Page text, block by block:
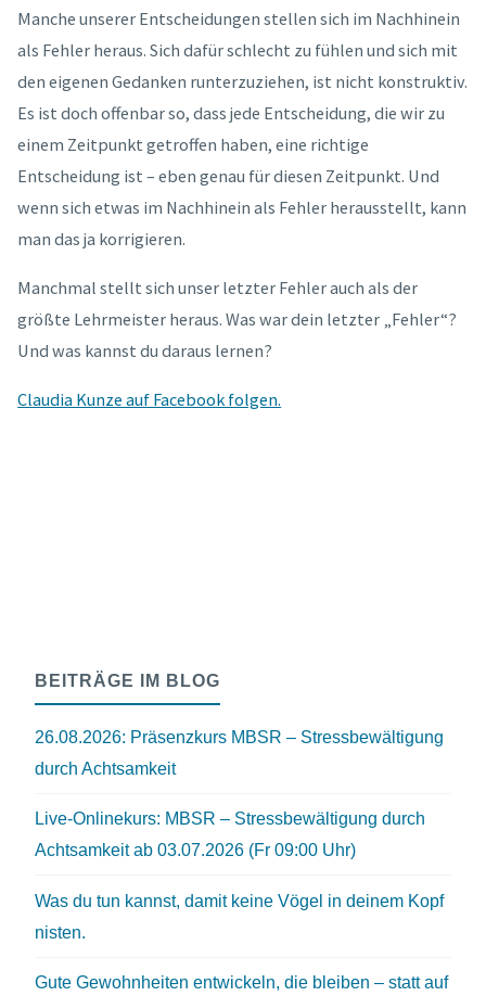
Manche unserer Entscheidungen stellen sich im Nachhinein
als Fehler heraus. Sich dafür schlecht zu fühlen und sich mit
den eigenen Gedanken runterzuziehen, ist nicht konstruktiv.
Es ist doch offenbar so, dass jede Entscheidung, die wir zu
einem Zeitpunkt getroffen haben, eine richtige
Entscheidung ist – eben genau für diesen Zeitpunkt. Und
wenn sich etwas im Nachhinein als Fehler herausstellt, kann
man das ja korrigieren.
Manchmal stellt sich unser letzter Fehler auch als der
größte Lehrmeister heraus. Was war dein letzter „Fehler“?
Und was kannst du daraus lernen?
Claudia Kunze auf Facebook folgen.
BEITRÄGE IM BLOG
26.08.2026: Präsenzkurs MBSR – Stressbewältigung
durch Achtsamkeit
Live-Onlinekurs: MBSR – Stressbewältigung durch
Achtsamkeit ab 03.07.2026 (Fr 09:00 Uhr)
Was du tun kannst, damit keine Vögel in deinem Kopf
nisten.
Gute Gewohnheiten entwickeln, die bleiben – statt auf